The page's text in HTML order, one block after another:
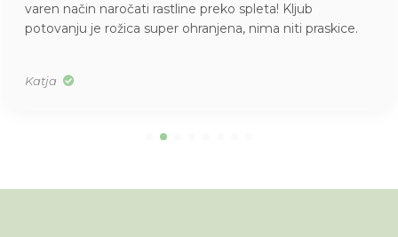
varen način naročati rastline preko spleta! Kljub
potovanju je rožica super ohranjena, nima niti praskice.
Katja